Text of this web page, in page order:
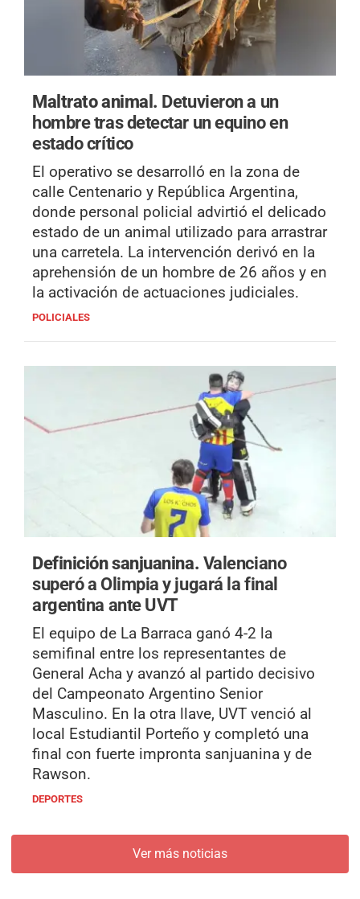
Maltrato animal. Detuvieron a un
hombre tras detectar un equino en
estado crítico
El operativo se desarrolló en la zona de
calle Centenario y República Argentina,
donde personal policial advirtió el delicado
estado de un animal utilizado para arrastrar
una carretela. La intervención derivó en la
aprehensión de un hombre de 26 años y en
la activación de actuaciones judiciales.
POLICIALES
Definición sanjuanina. Valenciano
superó a Olimpia y jugará la final
argentina ante UVT
El equipo de La Barraca ganó 4-2 la
semifinal entre los representantes de
General Acha y avanzó al partido decisivo
del Campeonato Argentino Senior
Masculino. En la otra llave, UVT venció al
local Estudiantil Porteño y completó una
final con fuerte impronta sanjuanina y de
Rawson.
DEPORTES
Ver más noticias